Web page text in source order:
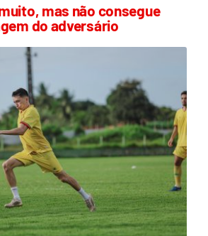
mas não consegue
do adversário